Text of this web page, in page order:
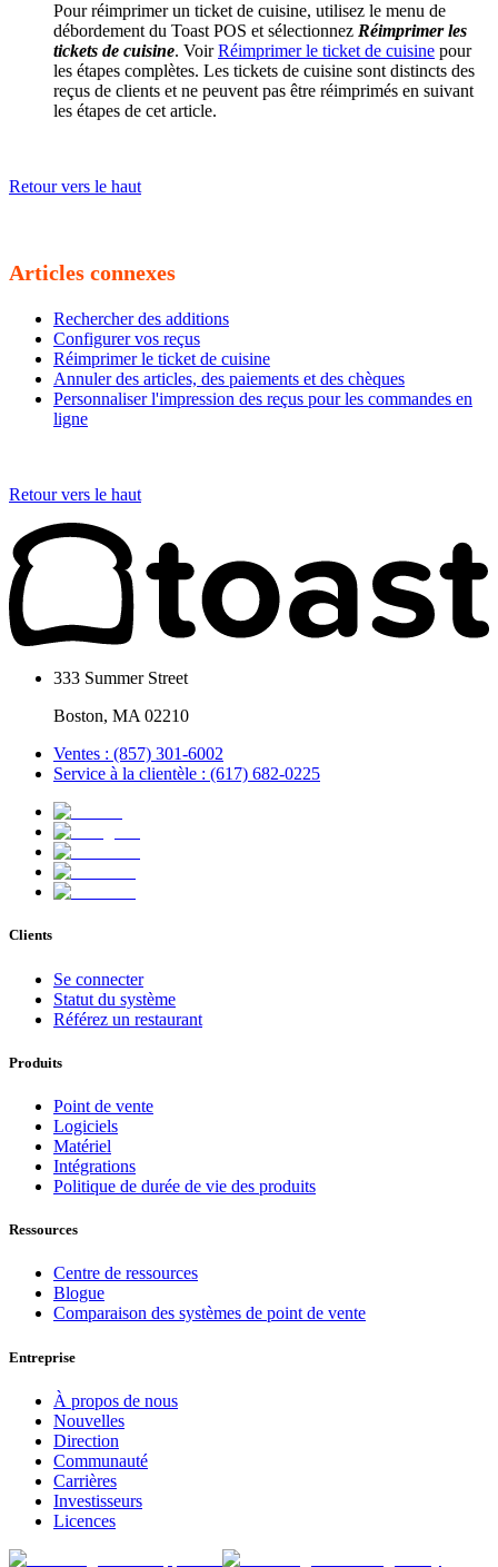
Pour réimprimer un ticket de cuisine, utilisez le menu de
débordement du Toast POS et sélectionnez Réimprimer les
tickets de cuisine. VoirRéimprimer le ticket de cuisine pour
les étapes complètes. Les tickets de cuisine sont distincts des
reçus de clients et ne peuvent pas être réimprimés en suivant
les étapes de cet article.
Retour vers le haut
Articles connexes
Rechercher des additions
Configurer vos reçus
Réimprimer le ticket de cuisine
Annuler des articles, des paiements et des chèques
Personnaliser l'impression des reçus pour les commandes en
ligne
Retour vers le haut
333 Summer Street
Boston, MA 02210
Ventes : (857) 301-6002
Service à la clientèle : (617) 682-0225
Clients
Se connecter
Statut du système
Référez un restaurant
Produits
Point de vente
Logiciels
Matériel
Intégrations
Politique de durée de vie des produits
Ressources
Centre de ressources
Blogue
Comparaison des systèmes de point de vente
Entreprise
À propos de nous
Nouvelles
Direction
Communauté
Carrières
Investisseurs
Licences